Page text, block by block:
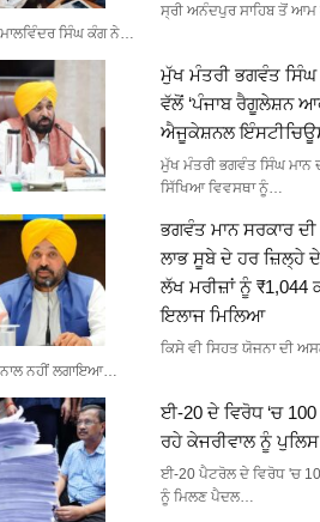
ਸ੍ਰੀ ਅਨੰਦਪੁਰ ਸਾਹਿਬ ਤੋਂ
ਮਾਲਵਿੰਦਰ ਸਿੰਘ ਕੰਗ ਨੇ…
ਮੁੱਖ ਮੰਤਰੀ ਭਗਵੰਤ
ਵੱਲੋਂ ‘ਪੰਜਾਬ ਰੈਗੂਲੇਸ਼ਨ
ਐਜੂਕੇਸ਼ਨਲ
ਮੁੱਖ ਮੰਤਰੀ ਭਗਵੰਤ ਸਿੰਘ ਮਾਨ
ਸਿੱਖਿਆ ਵਿਵਸਥਾ ਨੂੰ…
ਭਗਵੰਤ ਮਾਨ ਸਰਕਾਰ ਦੀ
ਲਾਭ ਸੂਬੇ ਦੇ ਹਰ ਜ਼ਿਲ੍ਹੇ
ਲੱਖ ਮਰੀਜ਼ਾਂ ਨੂੰ
ਇਲਾਜ ਮਿਲਿਆ
ਕਿਸੇ ਵੀ ਸਿਹਤ ਯੋਜਨਾ ਦੀ
ਨਾਲ ਨਹੀਂ ਲਗਾਇਆ…
ਈ-20 ਦੇ ਵਿਰੋਧ ‘ਚ
ਰਹੇ ਕੇਜਰੀਵਾਲ ਨੂੰ
ਈ-20 ਪੈਟਰੋਲ ਦੇ ਵਿਰੋਧ 'ਚ
ਨੂੰ ਮਿਲਣ ਪੈਦਲ…